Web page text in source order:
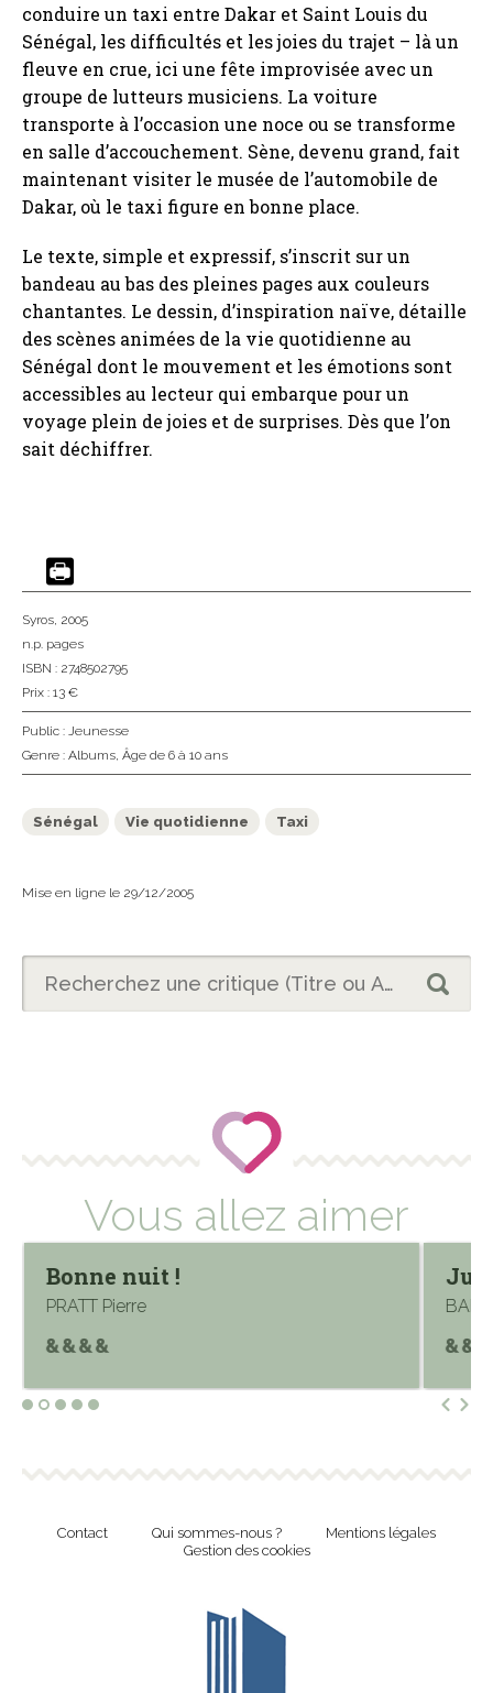
conduire un taxi entre Dakar et Saint Louis du
Sénégal, les difficultés et les joies du trajet – là un
fleuve en crue, ici une fête improvisée avec un
groupe de lutteurs musiciens. La voiture
transporte à l’occasion une noce ou se transforme
en salle d’accouchement. Sène, devenu grand, fait
maintenant visiter le musée de l’automobile de
Dakar, où le taxi figure en bonne place.
Le texte, simple et expressif, s’inscrit sur un
bandeau au bas des pleines pages aux couleurs
chantantes. Le dessin, d’inspiration naïve, détaille
des scènes animées de la vie quotidienne au
Sénégal dont le mouvement et les émotions sont
accessibles au lecteur qui embarque pour un
voyage plein de joies et de surprises. Dès que l’on
sait déchiffrer.
Syros, 2005
n.p. pages
ISBN : 2748502795
Prix : 13 €
Public : Jeunesse
Genre : Albums, Âge de 6 à 10 ans
Sénégal Vie quotidienne Taxi
Mise en ligne le 29/12/2005
Vous allez aimer
Bonne nuit !
PRATT Pierre
Contact Qui sommes-nous ?
Mentions légales
Gestion des cookies